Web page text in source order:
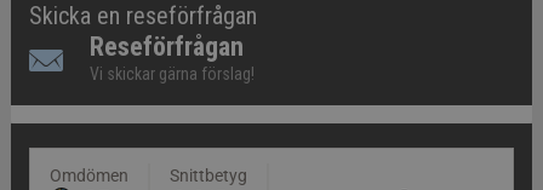
Skicka en reseförfrågan
Reseförfrågan
Vi skickar gärna förslag!